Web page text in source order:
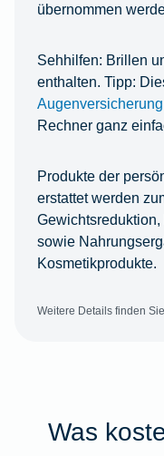
übernommen
Sehhilfen: Brillen
enthalten. Tipp:
Augenversicherung
Rechner ganz
Produkte der
erstattet werden
sowie
Kosmetikprodukte.
Weitere Details finden
Was